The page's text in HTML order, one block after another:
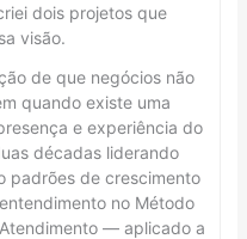
dois projetos que
visão.
de que negócios não
quando existe uma
e experiência do
décadas liderando
padrões de crescimento
no Método
— aplicado a